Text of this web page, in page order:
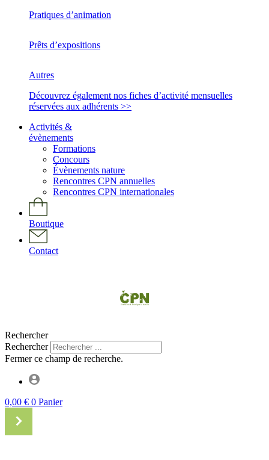
Pratiques d’animation
Prêts d’expositions
Autres
Découvrez également nos fiches d’activité mensuelles
réservées aux adhérents >>
Activités &
évènements
Formations
Concours
Évènements nature
Rencontres CPN annuelles
Rencontres CPN internationales
Boutique
Contact
Rechercher
Rechercher
Fermer ce champ de recherche.
0,00 € 0 Panier